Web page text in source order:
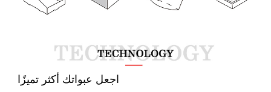
  اجعل عبواتك أكثر تميزًا